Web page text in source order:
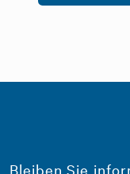
Bleiben Sie